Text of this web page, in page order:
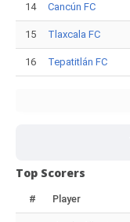
14 Cancún FC
15 Tlaxcala FC
16 Tepatitlán FC
Top Scorers
# Player